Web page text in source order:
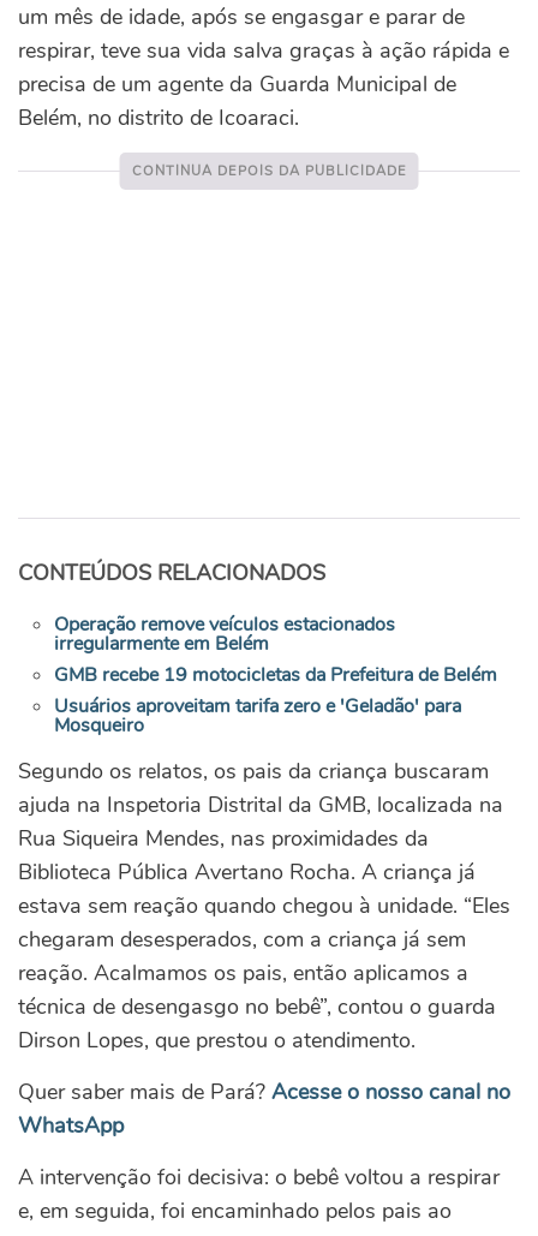
um mês de idade, após se engasgar e parar de
respirar, teve sua vida salva graças à ação rápida e
precisa de um agente da Guarda Municipal de
Belém, no distrito de Icoaraci.
CONTEÚDOS RELACIONADOS
Operação remove veículos estacionados
irregularmente em Belém
GMB recebe 19 motocicletas da Prefeitura de Belém
Usuários aproveitam tarifa zero e 'Geladão' para
Mosqueiro
Segundo os relatos, os pais da criança buscaram
ajuda na Inspetoria Distrital da GMB, localizada na
Rua Siqueira Mendes, nas proximidades da
Biblioteca Pública Avertano Rocha. A criança já
estava sem reação quando chegou à unidade. “Eles
chegaram desesperados, com a criança já sem
reação. Acalmamos os pais, então aplicamos a
técnica de desengasgo no bebê”, contou o guarda
Dirson Lopes, que prestou o atendimento.
Quer saber mais de Pará? Acesse o nosso canal no
WhatsApp
A intervenção foi decisiva: o bebê voltou a respirar
e, em seguida, foi encaminhado pelos pais ao